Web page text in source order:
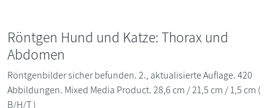
Röntgen Hund und Katze: Thorax und
Abdomen
Röntgenbilder sicher befunden. 2., aktualisierte Auflage. 420
Abbildungen. Mixed Media Product. 28,6 cm / 21,5 cm / 1,5 cm (
B/H/T )